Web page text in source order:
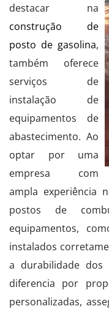
destacar na
construção de
posto de gasolina,
também oferece
serviços de
instalação de
equipamentos de
abastecimento. Ao
optar por uma
empresa com
ampla experiência
postos de
equipamentos,
instalados
a durabilidade dos
diferencia por
personalizadas,